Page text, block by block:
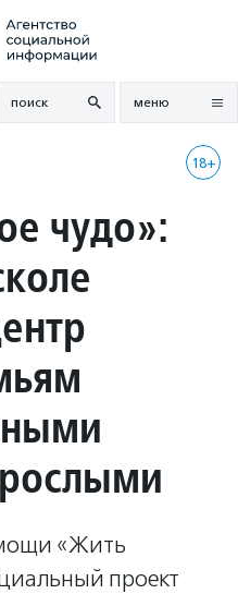
поиск меню
18+
чудо»:
«Жить
проект